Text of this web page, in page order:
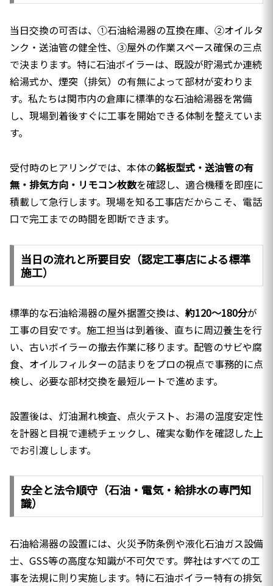
当日交換の可否は、①石油給湯器の互換在庫、②オイルタ
ンク・送油管の健全性、③屋外の作業スペース確保の三点
で決まります。特に石油ボイラーは、既設が貯湯式か連続
給湯式か、煙突（排気）の有無によって部材が変わりま
す。私たちは関市内の倉庫に標準的な石油給湯器を常備
し、現場到着後すぐに工事を開始できる体制を整えていま
す。
受付時のヒアリングでは、本体の銘板型式・送油管の有
無・排気方向・リモコン枚数を確認し、適合機種を即座に
積載して急行します。現場を知る工事店だからこそ、電話
口で完工までの時間を即断できます。
当日の流れと所要目安（認定工事店による標準
施工）
標準的な石油給湯器の屋外据置交換は、 約120〜180分が
工事の目安です。施工担当は到着後、直ちに周辺養生を行
い、古いボイラーの撤去作業に移ります。配管のサビや腐
食、オイルフィルターの詰まりをプロの視点で事務的に点
検し、必要な部材交換を最短ルートで進めます。
設置後は、灯油漏れ検査、点火テスト、お湯の温度安定性
を計器と目視で連続チェックし、確実な動作を確認した上
でお引渡しします。
安全と法令順守（石油・電気・給排水の専門知
識）
石油給湯器の設置には、火災予防条例や液化石油ガス設備
士、GSS等の高度な知識が不可欠です。弊社はすべての工
事を法規に則り実施します。特に石油ボイラー特有の排気